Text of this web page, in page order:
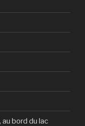
bord du lac